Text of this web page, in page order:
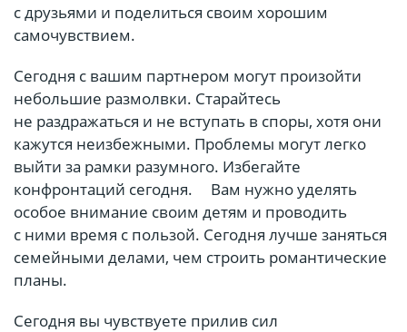
с друзьями и поделиться своим хорошим
самочувствием.
Сегодня с вашим партнером могут произойти
небольшие размолвки. Старайтесь
не раздражаться и не вступать в споры, хотя они
кажутся неизбежными. Проблемы могут легко
выйти за рамки разумного. Избегайте
конфронтаций сегодня.ﾠ Вам нужно уделять
особое внимание своим детям и проводить
с ними время с пользой. Сегодня лучше заняться
семейными делами, чем строить романтические
планы.
Сегодня вы чувствуете прилив сил